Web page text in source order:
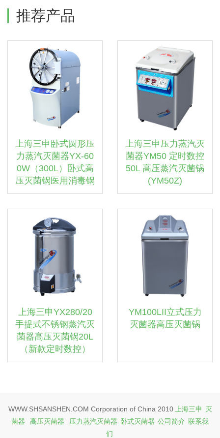
推荐产品
上海三申卧式圆形压
力蒸汽灭菌器YX-60
0W（300L）卧式高
压灭菌锅医用消毒锅
上海三申压力蒸汽灭
菌器YM50 定时数控
50L 高压蒸汽灭菌锅
(YM50Z)
上海三申YX280/20
手提式不锈钢蒸汽灭
菌器高压灭菌锅20L
（新款定时数控）
YM100LII立式压力
灭菌器高压灭菌锅
WWW.SHSANSHEN.COM Corporation of China 2010 上海三申
灭
菌器
高压灭菌器 压力蒸汽灭菌器 卧式灭菌器 公司简介 联系我
们